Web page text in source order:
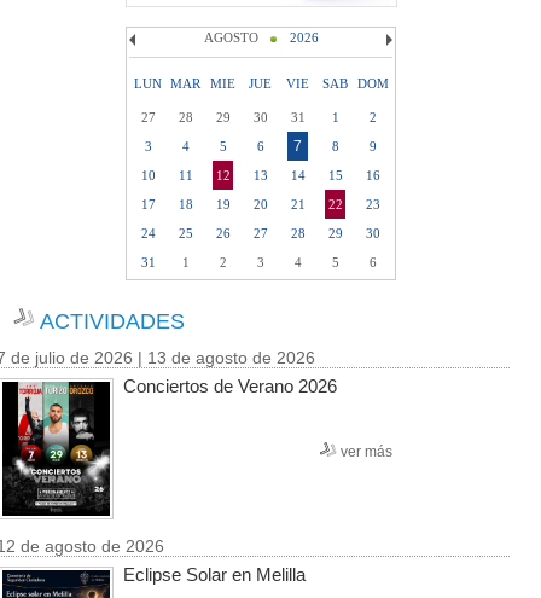
AGOSTO 2026
LUN MAR MIE JUE VIE SAB DOM
27 28 29 30 31 1
2
3
4 5 6 7 8
9
10
11 12 13 14 15
16
17
18 19 20 21 22
23
24
25 26 27 28 29
30
31
1 2 3 4 5 6
ACTIVIDADES
de julio de 2026 | 13 de agosto de 2026
Conciertos de Verano 2026
ver más
de agosto de 2026
Eclipse Solar en Melilla